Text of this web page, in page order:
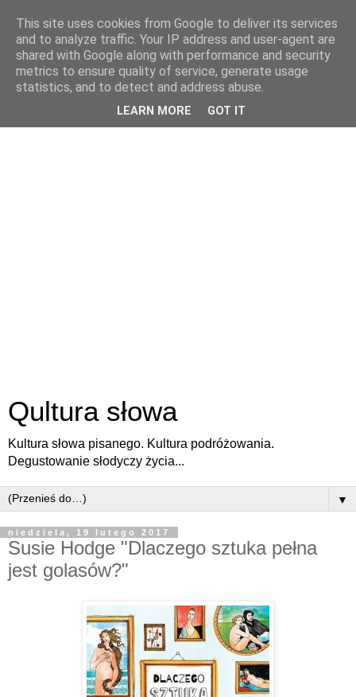
Qultura słowa
Kultura słowa pisanego. Kultura podróżowania.
Degustowanie słodyczy życia...
▼
niedziela, 19 lutego 2017
Susie Hodge "Dlaczego sztuka pełna
jest golasów?"
This site uses cookies from Google to deliver its services
and to analyze traffic. Your IP address and user-agent are
shared with Google along with performance and security
metrics to ensure quality of service, generate usage
statistics, and to detect and address abuse.
LEARN MORE GOT IT